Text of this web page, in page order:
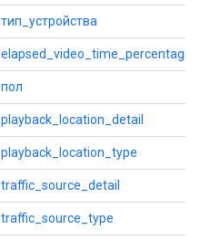
тип_устройства
elapsed_video_time_percentage
пол
playback_location_detail
playback_location_type
traffic_source_detail
traffic_source_type